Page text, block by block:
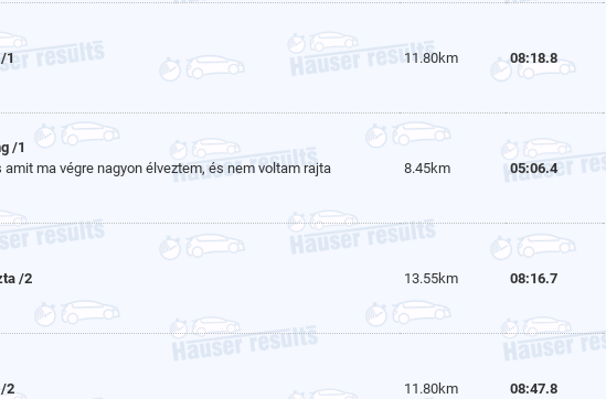
1 11.80km 08:18.8
/1
amit ma végre nagyon élveztem, és nem voltam rajta
8.45km 05:06.4
/2 13.55km 08:16.7
2 11.80km 08:47.8